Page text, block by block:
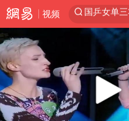
视频
光影经济撬
情侣平潭